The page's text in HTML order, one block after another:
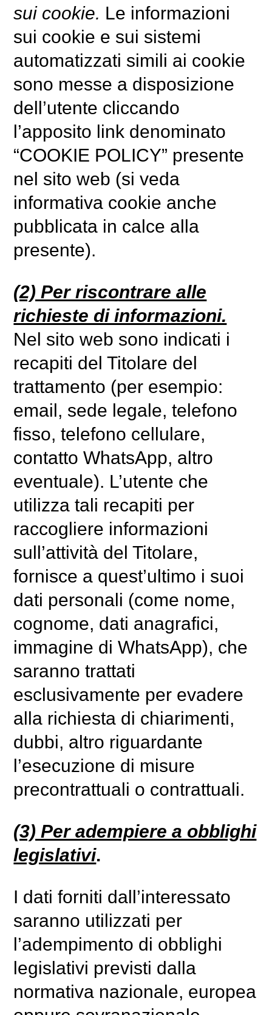
sui cookie. Le informazioni
sui cookie e sui sistemi
automatizzati simili ai cookie
sono messe a disposizione
dell’utente cliccando
l’apposito link denominato
“COOKIE POLICY” presente
nel sito web (si veda
informativa cookie anche
pubblicata in calce alla
presente).
(2) Per riscontrare alle
richieste di informazioni.
Nel sito web sono indicati i
recapiti del Titolare del
trattamento (per esempio:
email, sede legale, telefono
fisso, telefono cellulare,
contatto WhatsApp, altro
eventuale). L’utente che
utilizza tali recapiti per
raccogliere informazioni
sull’attività del Titolare,
fornisce a quest’ultimo i suoi
dati personali (come nome,
cognome, dati anagrafici,
immagine di WhatsApp), che
saranno trattati
esclusivamente per evadere
alla richiesta di chiarimenti,
dubbi, altro riguardante
l’esecuzione di misure
precontrattuali o contrattuali.
(3) Per adempiere a obblighi
legislativi.
I dati forniti dall’interessato
saranno utilizzati per
l’adempimento di obblighi
legislativi previsti dalla
normativa nazionale, europea